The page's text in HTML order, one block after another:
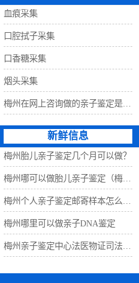
血痕采集
口腔拭子采集
口香糖采集
烟头采集
新鲜信息
梅州胎儿亲子鉴定几个月可以做？
梅州哪里可以做亲子DNA鉴定